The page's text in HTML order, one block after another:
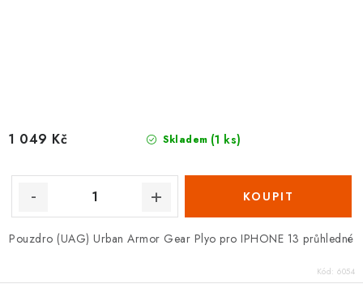
Skladem (1 ks)
1 049 Kč
Pouzdro (UAG) Urban Armor Gear Plyo pro IPHONE 13 průhledné
Kód: 6054